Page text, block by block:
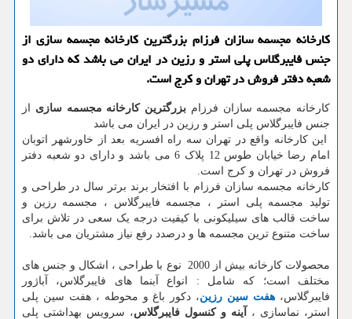
كارخانه مجسمه سازان فرزام بزرگترین كارخانه مجسمه سازی از
جنس فایبرگلاس پلی استر و رزین در ایران می باشد كه دارای دو
شعبه دفتر فروش در تهران و كرج است.
کارخانه مجسمه سازان فرزام بزرگترین کارخانه مجسمه سازی از
جنس فایبرگلاس پلی استر و رزین در ایران می باشد
این کارخانه واقع در تهران سه راه افسریه بعد از خاورشهر اتوبان
امام رضا خیابان طوس 12 پلاک 6 می باشد و دارای دو شعبه دفتر
فروش در تهران و کرج است.
کارخانه مجسمه سازان فرزام با افتخار برند برتر سال در طراحی و
تولید مجسمه پلی استر ، مجسمه فایبرگلاس ، مجسمه رزین و
ساخت قالب های سیلیکونی با کیفیت درجه یک سعی در تلاش برای
ساخت متنوع ترین مجسمه ها و درصدد رفع نیاز مشتریان می باشد.
محصولات کارخانه بیش از 2000 نوع با طراحی ، اشکال و جنس های
مختلف است؛ که شامل : انواع آبنما های فایبرگلاس، آباژور
فایبرگلاس، هفت سین رزین، دکور باغ و محوطه ، هفت سین پلی
استر، نماسازی ،
آینه و کنسول فایبرگلاس، سرویس بهداشتی پلی